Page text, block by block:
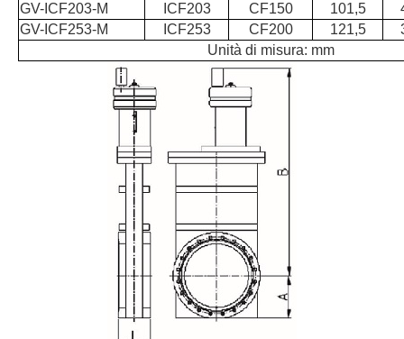
GV-ICF203-M
ICF203 CF150 101,5
GV-ICF253-M
ICF253 CF200 121,5
Unità di misura: mm